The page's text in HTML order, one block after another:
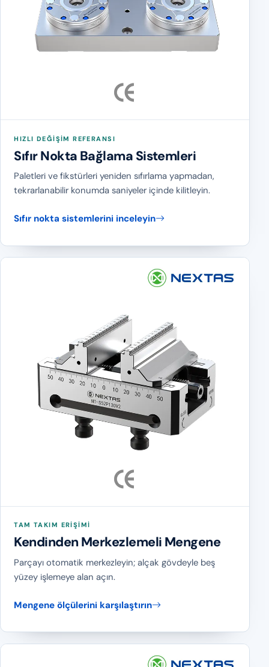
HIZLI DEĞIŞIM REFERANSI
Sıfır Nokta Bağlama Sistemleri
Paletleri ve fikstürleri yeniden sıfırlama yapmadan,
tekrarlanabilir konumda saniyeler içinde kilitleyin.
Sıfır nokta sistemlerini inceleyin
TAM TAKIM ERIŞIMI
Kendinden Merkezlemeli Mengene
Parçayı otomatik merkezleyin; alçak gövdeyle beş
yüzey işlemeye alan açın.
Mengene ölçülerini karşılaştırın